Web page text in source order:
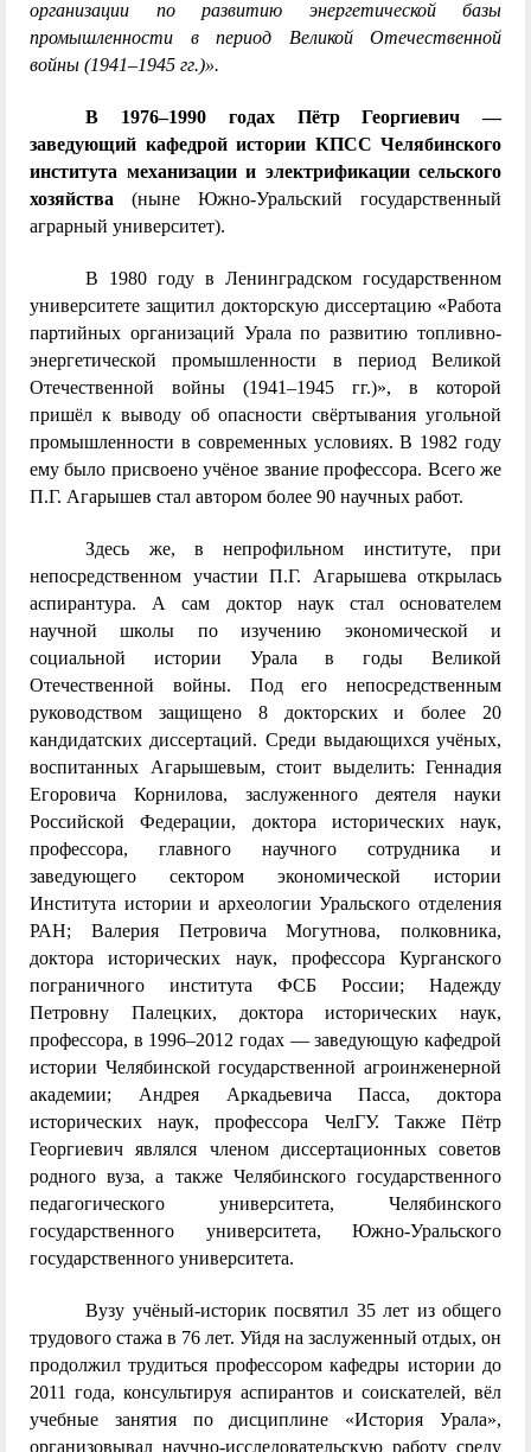
организации по развитию энергетической базы
промышленности в период Великой Отечественной
войны (1941–1945 гг.)».
В 1976–1990 годах Пётр Георгиевич —
заведующий кафедрой истории КПСС Челябинского
института механизации и электрификации сельского
хозяйства (ныне Южно-Уральский государственный
аграрный университет).
В 1980 году в Ленинградском государственном
университете защитил докторскую диссертацию «Работа
партийных организаций Урала по развитию топливно-
энергетической промышленности в период Великой
Отечественной войны (1941–1945 гг.)», в которой
пришёл к выводу об опасности свёртывания угольной
промышленности в современных условиях. В 1982 году
ему было присвоено учёное звание профессора. Всего же
П.Г. Агарышев стал автором более 90 научных работ.
Здесь же, в непрофильном институте, при
непосредственном участии П.Г. Агарышева открылась
аспирантура. А сам доктор наук стал основателем
научной школы по изучению экономической и
социальной истории Урала в годы Великой
Отечественной войны. Под его непосредственным
руководством защищено 8 докторских и более 20
кандидатских диссертаций. Среди выдающихся учёных,
воспитанных Агарышевым, стоит выделить: Геннадия
Егоровича Корнилова, заслуженного деятеля науки
Российской Федерации, доктора исторических наук,
профессора, главного научного сотрудника и
заведующего сектором экономической истории
Института истории и археологии Уральского отделения
РАН; Валерия Петровича Могутнова, полковника,
доктора исторических наук, профессора Курганского
пограничного института ФСБ России; Надежду
Петровну Палецких, доктора исторических наук,
профессора, в 1996–2012 годах — заведующую кафедрой
истории Челябинской государственной агроинженерной
академии; Андрея Аркадьевича Пасса, доктора
исторических наук, профессора ЧелГУ. Также Пётр
Георгиевич являлся членом диссертационных советов
родного вуза, а также Челябинского государственного
педагогического университета, Челябинского
государственного университета, Южно-Уральского
государственного университета.
Вузу учёный-историк посвятил 35 лет из общего
трудового стажа в 76 лет. Уйдя на заслуженный отдых, он
продолжил трудиться профессором кафедры истории до
2011 года, консультируя аспирантов и соискателей, вёл
учебные занятия по дисциплине «История Урала»,
организовывал научно-исследовательскую работу среду